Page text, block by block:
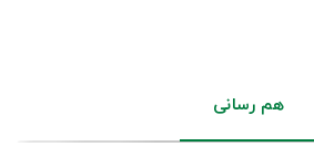
هم رسانی